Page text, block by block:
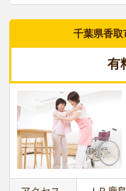
千葉県香取
有